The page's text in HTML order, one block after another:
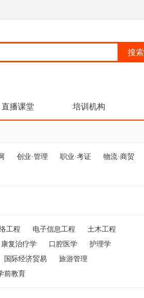
搜索
直播课堂 培训机构
创业·管理 职业·考证
物流·商贸
工程 电子信息工程
土木工程
康复治疗学 口腔医学
护理学
国际经济贸易
旅游管理
前教育